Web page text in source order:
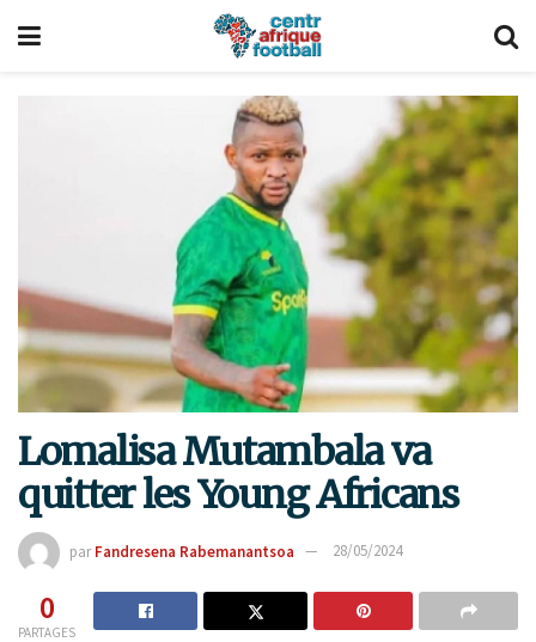
Lomalisa Mutambala va
quitter les Young Africans
par Fandresena Rabemanantsoa 28/05/2024
0
PARTAGES